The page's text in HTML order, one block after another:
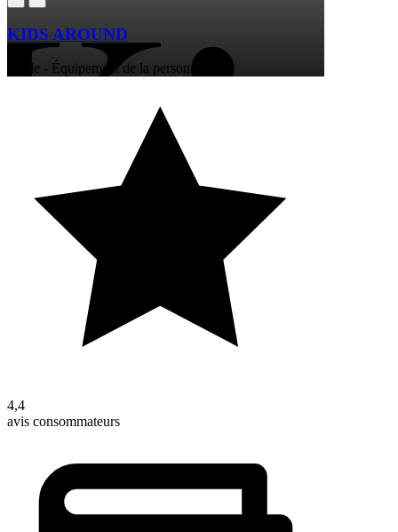
KIDS AROUND
Mode - Équipement de la personne
4,4
avis consommateurs